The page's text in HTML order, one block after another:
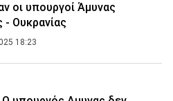
οι υπουργοί Άμυνας
- Ουκρανίας
18:23